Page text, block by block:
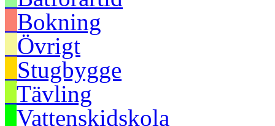
Bokning
Övrigt
Stugbygge
Tävling
Vattenskidskola